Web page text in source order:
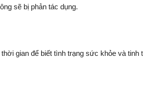
sẽ bị phản tác dụng.
gian để biết tình trạng sức khỏe và